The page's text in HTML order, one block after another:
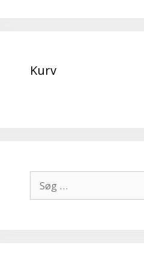
Kurv
efter: